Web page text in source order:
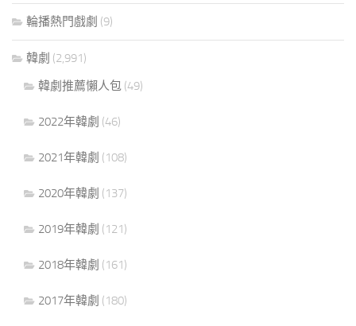
輪播熱門戲劇 (9)
韓劇 (2,991)
韓劇推薦懶人包 (49)
2022年韓劇 (46)
2021年韓劇 (108)
2020年韓劇 (137)
2019年韓劇 (121)
2018年韓劇 (161)
2017年韓劇 (180)